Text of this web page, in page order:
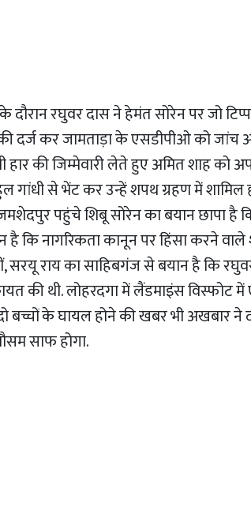
रघुवर दास ने हेमंत सोरेन पर जो
दर्ज कर जामताड़ा के एसडीपीओ को जांच
हार की जिम्मेवारी लेते हुए अमित शाह को
गांधी से भेंट कर उन्हें शपथ ग्रहण में शामिल
पहुंचे शिबू सोरेन का बयान छापा है
है कि नागरिकता कानून पर हिंसा करने वाले
सरयू राय का साहिबगंज से बयान है कि
की थी. लोहरदगा में लैंडमाइंस विस्फोट
के घायल होने की खबर भी अखबार ने
साफ होगा.